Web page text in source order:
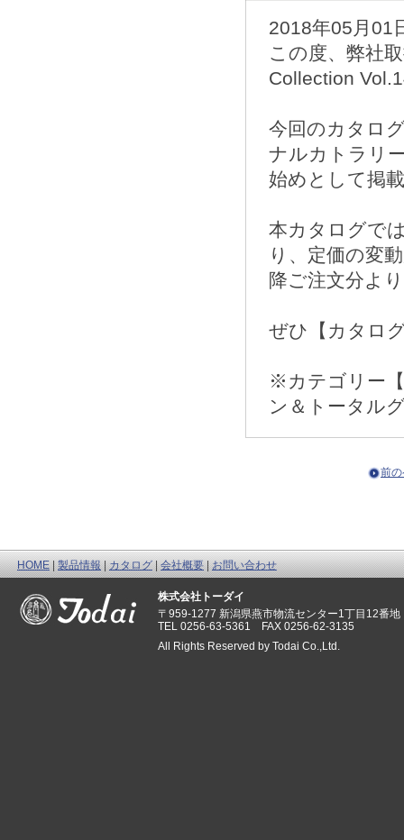
2018年05月01
この度、弊社
Collection
今回のカタロ
ナルカトラリ
始めとして掲
本カタログで
り、定価の変
降ご注文分よ
ぜひ【カタロ
※カテゴリー
ン＆トータル
前
HOME|製品情報|カタログ|会社概要|お問い合わせ
株式会社トーダイ
〒959-1277 新潟県燕市物流センター1丁目12番地
TEL 0256-63-5361 FAX 0256-62-3135
All Rights Reserved by Todai Co.,Ltd.